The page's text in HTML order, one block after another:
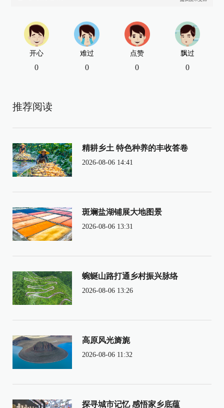
开心
0
难过
0
点赞
0
飘过
0
推荐阅读
精耕乡土 特色种养的丰收答卷
2026-08-06 14:41
斑斓盐湖铺展大地图景
2026-08-06 13:31
蜿蜒山路打通乡村振兴脉络
2026-08-06 13:26
高原风光旖旎
2026-08-06 11:32
探寻城市记忆 感悟家乡底蕴